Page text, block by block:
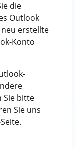
die
Outlook
erstellte
Konto
Sie bitte
Sie uns